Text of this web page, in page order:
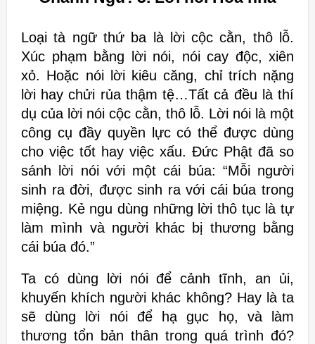
Loại tà ngữ thứ ba là lời cộc cằn, thô lỗ.
Xúc phạm bằng lời nói, nói cay độc, xiên
xỏ. Hoặc nói lời kiêu căng, chỉ trích nặng
lời hay chửi rủa thậm tệ…Tất cả đều là thí
dụ của lời nói cộc cằn, thô lỗ. Lời nói là một
công cụ đầy quyền lực có thể được dùng
cho việc tốt hay việc xấu. Đức Phật đã so
sánh lời nói với một cái búa: “Mỗi người
sinh ra đời, được sinh ra với cái búa trong
miệng. Kẻ ngu dùng những lời thô tục là tự
làm mình và người khác bị thương
bằng
cái búa đó.”
Ta có dùng lời nói để cảnh tĩnh, an ủi,
khuyến khích người khác không? Hay là ta
sẽ dùng lời nói để hạ gục họ, và làm
thương tổn bản thân trong quá trình đó?